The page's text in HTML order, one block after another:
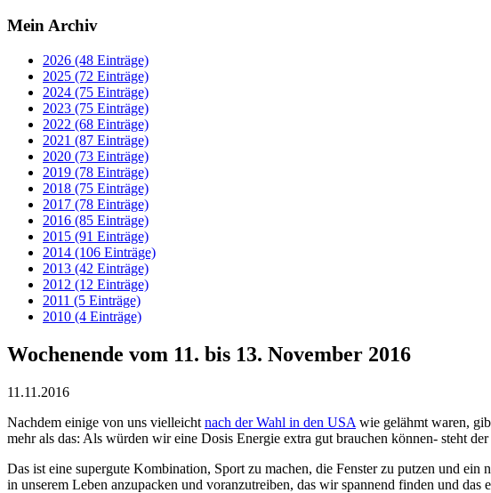
Mein Archiv
2026 (48 Einträge)
2025 (72 Einträge)
2024 (75 Einträge)
2023 (75 Einträge)
2022 (68 Einträge)
2021 (87 Einträge)
2020 (73 Einträge)
2019 (78 Einträge)
2018 (75 Einträge)
2017 (78 Einträge)
2016 (85 Einträge)
2015 (91 Einträge)
2014 (106 Einträge)
2013 (42 Einträge)
2012 (12 Einträge)
2011 (5 Einträge)
2010 (4 Einträge)
Wochenende vom 11. bis 13. November 2016
11.11.2016
Nachdem einige von uns vielleicht nach der Wahl in den USA wie gelähmt waren,
mehr als das: Als würden wir eine Dosis Energie extra gut brauchen können- steht
Das ist eine supergute Kombination, Sport zu machen, die Fenster zu putzen und
in unserem Leben anzupacken und voranzutreiben, das wir spannend finden und das